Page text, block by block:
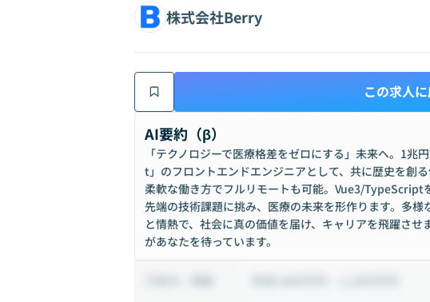
株式会社Berry
この求人
AI要約（β）
「テクノロジーで医療格差をゼロにする」未来へ。1
t」のフロントエンドエンジニアとして、共に歴史を創
柔軟な働き方でフルリモートも可能。Vue3/TypeScript
先端の技術課題に挑み、医療の未来を形作ります。多
と情熱で、社会に真の価値を届け、キャリアを飛躍さ
があなたを待っています。